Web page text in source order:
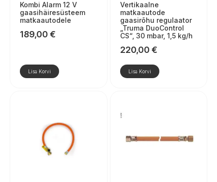
Kombi Alarm 12 V
gaasihäiresüsteem
matkaautodele
189,00 €
Lisa Korvi
Vertikaalne
matkaautode
gaasirõhu regulaator
„Truma DuoControl
CS“, 30 mbar, 1,5 kg/h
220,00 €
Lisa Korvi